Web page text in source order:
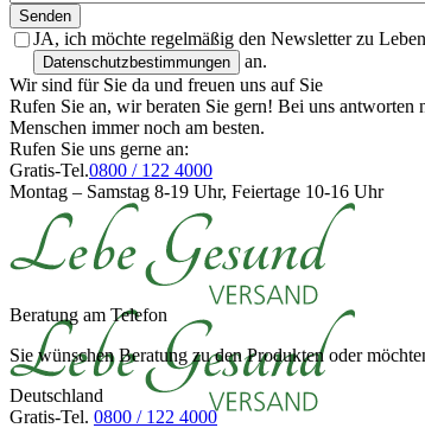
Senden
JA, ich möchte regelmäßig den Newsletter zu
Datenschutzbestimmungen
an.
Wir sind für Sie da und freuen uns auf Sie
Rufen Sie an, wir beraten Sie gern! Bei uns
Menschen immer noch am besten.
Rufen Sie uns gerne an:
Gratis-Tel.0800 / 122 4000
Montag – Samstag 8-19 Uhr, Feiertage 10-16 Uhr
Beratung am Telefon
Sie wünschen Beratung zu den Produkten oder
Deutschland
Gratis-Tel. 0800 / 122 4000